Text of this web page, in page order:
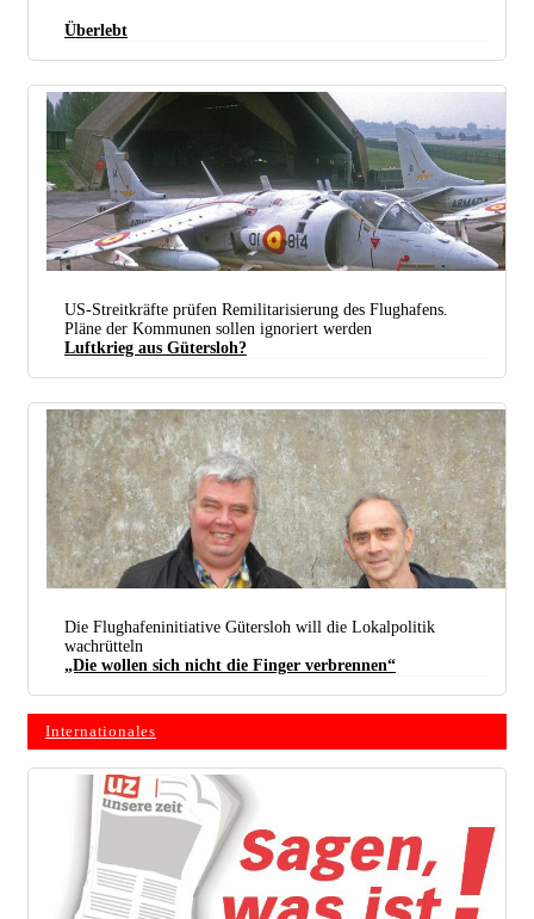
Überlebt
wiltshirespotter / Wikimedia Commons / CC BY-SA 2.0 Deed /Bearb.: UZ)
US-Streitkräfte prüfen Remilitarisierung des Flughafens.
Pläne der Kommunen sollen ignoriert werden
Luftkrieg aus Gütersloh?
Joachim Häcker (links) und Dirk Steinberger (Foto: Flughafeninitiative Gütersloh)
Die Flughafeninitiative Gütersloh will die Lokalpolitik
wachrütteln
„Die wollen sich nicht die Finger verbrennen“
Internationales